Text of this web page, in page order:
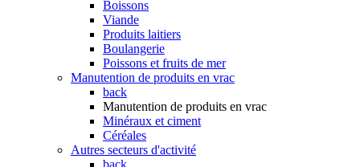
Boissons
Viande
Produits laitiers
Boulangerie
Poissons et fruits de mer
Manutention de produits en vrac
back
Manutention de produits en vrac
Minéraux et ciment
Céréales
Autres secteurs d'activité
back